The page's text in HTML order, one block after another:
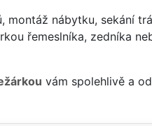
montáž nábytku, sekání
řemeslníka, zedníka
vám spolehlivě a